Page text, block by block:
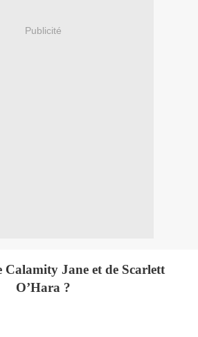
Publicité
Calamity Jane et de Scarlett
O’Hara ?